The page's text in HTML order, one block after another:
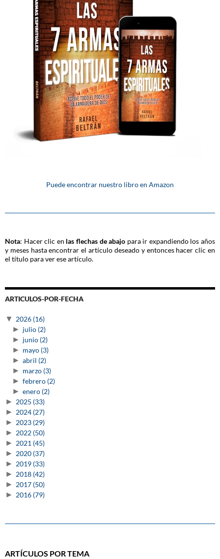
Puede encontrar nuestro libro en Amazon
Nota: Hacer clic en las flechas de abajo para ir expandiendo los años
y meses hasta encontrar el artículo deseado y entonces hacer clic en
el título para ver ese artículo.
ARTICULOS-POR-FECHA
▼ 2026 (16)
► julio (2)
► junio (2)
► mayo (3)
► abril (2)
► marzo (3)
► febrero (2)
► enero (2)
► 2025 (33)
► 2024 (27)
► 2023 (29)
► 2022 (50)
► 2021 (45)
► 2020 (37)
► 2019 (33)
► 2018 (42)
► 2017 (50)
► 2016 (79)
ARTÍCULOS POR TEMA